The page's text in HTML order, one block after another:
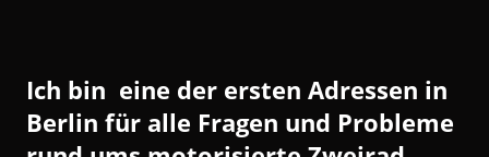
Ich bin eine der ersten Adressen in
Berlin für alle Fragen und Probleme